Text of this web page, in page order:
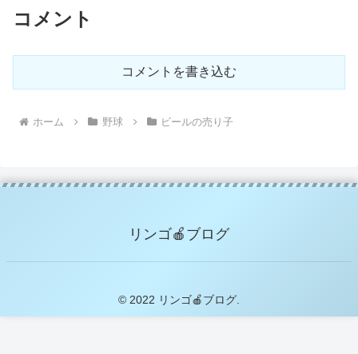
コメント
コメントを書き込む
ホーム 野球 ビールの売り子
リンゴ🍎ブログ
© 2022 リンゴ🍎ブログ.